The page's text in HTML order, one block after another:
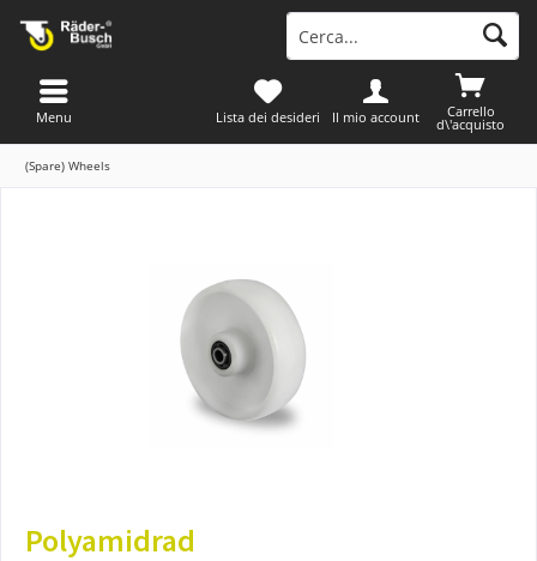
Carrello
d\'acquisto
Lista dei desideri Il mio account
Menu
(Spare) Wheels
Polyamidrad